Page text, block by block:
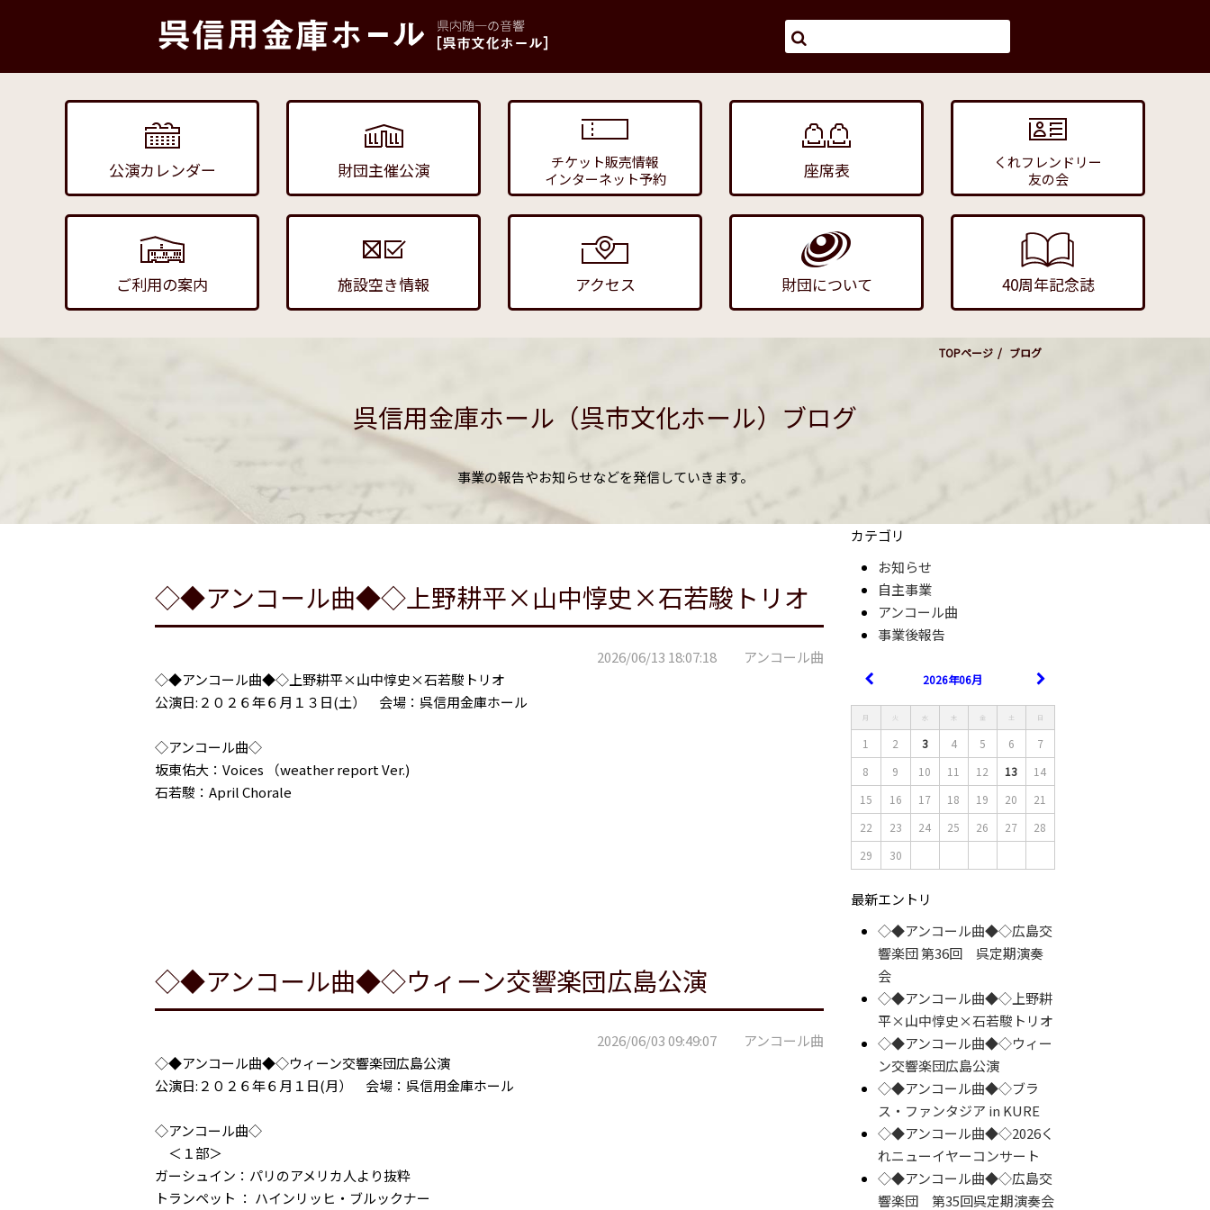
公演カレンダー 財団主催公演
チケット販売情報
インターネット予約
座席表
くれフレンドリー
友の会
ご利用の案内 施設空き情報 アクセス 財団について 40周年記念誌
TOPページ ブログ
呉信用金庫ホール（呉市文化ホール）ブログ
事業の報告やお知らせなどを発信していきます。
◇◆アンコール曲◆◇上野耕平×山中惇史×石若駿トリオ
2026/06/13 18:07:18 アンコール曲
◇◆アンコール曲◆◇上野耕平×山中惇史×石若駿トリオ
公演日:２０２６年６月１３日(土） 会場：呉信用金庫ホール
◇アンコール曲◇
坂東佑大：Voices （weather report Ver.)
石若駿：April Chorale
◇◆アンコール曲◆◇ウィーン交響楽団広島公演
2026/06/03 09:49:07 アンコール曲
◇◆アンコール曲◆◇ウィーン交響楽団広島公演
公演日:２０２６年６月１日(月） 会場：呉信用金庫ホール
◇アンコール曲◇
＜１部＞
ガーシュイン：パリのアメリカ人より抜粋
トランペット ： ハインリッヒ・ブルックナー
カテゴリ
お知らせ
自主事業
アンコール曲
事業後報告
2026年06月
月 火 水 木 金 土 日
1 2 3 4 5 6
7
8
9 10 11 12 13
14
15
16 17 18 19 20
21
22
23 24 25 26 27
28
29
30
最新エントリ
◇◆アンコール曲◆◇広島交
響楽団 第36回 呉定期演奏
会
◇◆アンコール曲◆◇上野耕
平×山中惇史×石若駿トリオ
◇◆アンコール曲◆◇ウィー
ン交響楽団広島公演
◇◆アンコール曲◆◇ブラ
ス・ファンタジア in KURE
◇◆アンコール曲◆◇2026く
れニューイヤーコンサート
◇◆アンコール曲◆◇広島交
響楽団 第35回呉定期演奏会